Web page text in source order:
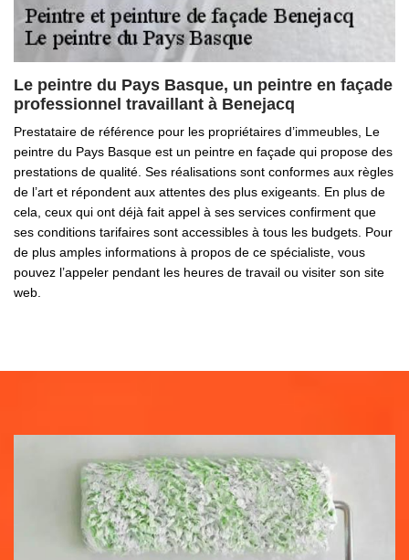
Le peintre du Pays Basque, un peintre en façade
professionnel travaillant à Benejacq
Prestataire de référence pour les propriétaires d’immeubles, Le
peintre du Pays Basque est un peintre en façade qui propose des
prestations de qualité. Ses réalisations sont conformes aux règles
de l’art et répondent aux attentes des plus exigeants. En plus de
cela, ceux qui ont déjà fait appel à ses services confirment que
ses conditions tarifaires sont accessibles à tous les budgets. Pour
de plus amples informations à propos de ce spécialiste, vous
pouvez l’appeler pendant les heures de travail ou visiter son site
web.